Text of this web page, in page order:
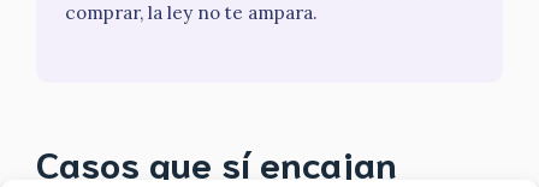
comprar, la ley no te ampara.
Casos que sí encajan